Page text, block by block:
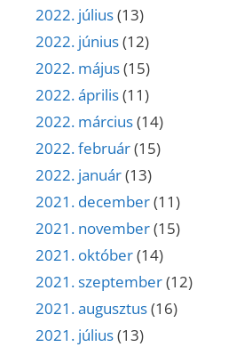
2022. július(13)
2022. június(12)
2022. május(15)
2022. április(11)
2022. március(14)
2022. február(15)
2022. január(13)
2021. december(11)
2021. november(15)
2021. október(14)
2021. szeptember(12)
2021. augusztus(16)
2021. július(13)